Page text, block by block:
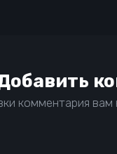
комментария